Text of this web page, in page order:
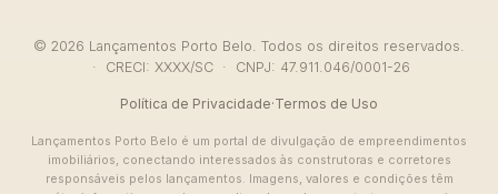
© 2026 Lançamentos Porto Belo. Todos os direitos reservados.
· CRECI: XXXX/SC · CNPJ: 47.911.046/0001-26
Política de Privacidade·Termos de Uso
Lançamentos Porto Belo é um portal de divulgação de empreendimentos
imobiliários, conectando interessados às construtoras e corretores
responsáveis pelos lançamentos. Imagens, valores e condições têm